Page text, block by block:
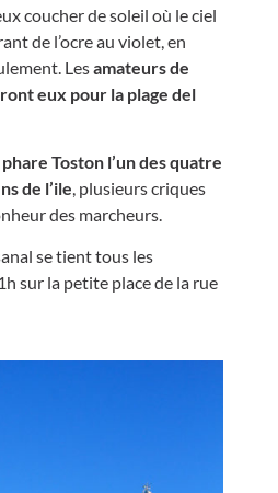
coucher de soleil où le ciel
de l’ocre au violet, en
Lesamateurs de
eux pour la plage del
Toston l’un des quatre
de l’ile, plusieurs criques
des marcheurs.
se tient tous les
sur la petite place de la rue